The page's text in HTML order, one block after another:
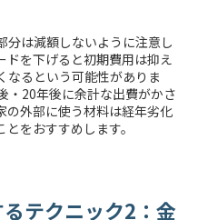
分は減額しないように注意し
ドを下げると初期費用は抑え
なるという可能性がありま
・20年後に余計な出費がかさ
の外部に使う材料は経年劣化
をおすすめします。
テクニック2：金